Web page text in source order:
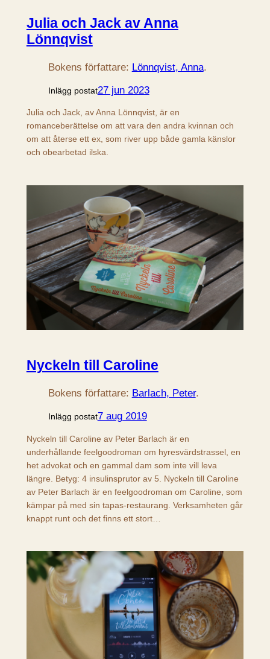
Julia och Jack av Anna
Lönnqvist
Bokens författare: Lönnqvist, Anna.
Inlägg postat27 jun 2023
Julia och Jack, av Anna Lönnqvist, är en
romanceberättelse om att vara den andra kvinnan och
om att återse ett ex, som river upp både gamla känslor
och obearbetad ilska.
Nyckeln till Caroline
Bokens författare: Barlach, Peter.
Inlägg postat7 aug 2019
Nyckeln till Caroline av Peter Barlach är en
underhållande feelgoodroman om hyresvärdstrassel, en
het advokat och en gammal dam som inte vill leva
längre. Betyg: 4 insulinsprutor av 5. Nyckeln till Caroline
av Peter Barlach är en feelgoodroman om Caroline, som
kämpar på med sin tapas-restaurang. Verksamheten går
knappt runt och det finns ett stort…